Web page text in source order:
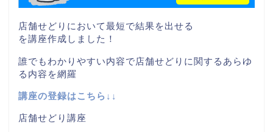
店舗せどりにおいて最短で結果を出せる
を講座作成しました！
誰でもわかりやすい内容で店舗せどりに関するあらゆ
る内容を網羅
講座の登録はこちら↓↓
店舗せどり講座